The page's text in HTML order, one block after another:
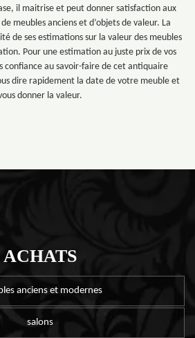
il maitrise et peut donner satisfaction aux
meubles anciens et d’objets de valeur. La
de ses estimations sur la valeur des meubles
Pour une estimation au juste prix de vos
confiance au savoir-faire de cet antiquaire
dire rapidement la date de votre meuble et
donner la valeur.
ACHATS
anciens et modernes
salons